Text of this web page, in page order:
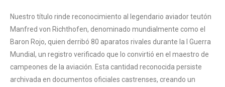
Nuestro título rinde reconocimiento al legendario aviador teutón
Manfred von Richthofen, denominado mundialmente como el
Baron Rojo, quien derribó 80 aparatos rivales durante la I Guerra
Mundial, un registro verificado que lo convirtió en el maestro de
campeones de la aviación. Esta cantidad reconocida persiste
archivada en documentos oficiales castrenses, creando un